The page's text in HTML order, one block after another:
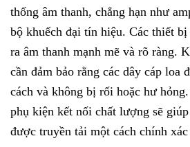
thống âm thanh, chẳng hạn như
bộ khuếch đại tín hiệu. Các thiết
ra âm thanh mạnh mẽ và rõ ràng.
cần đảm bảo rằng các dây cáp loa
cách và không bị rối hoặc hư
phụ kiện kết nối chất lượng sẽ
được truyền tải một cách chính